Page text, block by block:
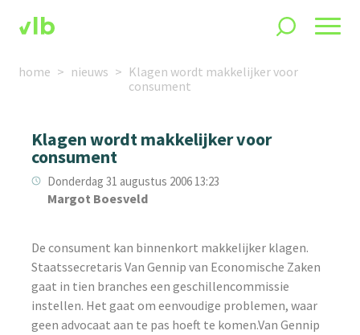
home nieuws
Klagen wordt makkelijker voor
consument
Klagen wordt makkelijker voor
consument
Donderdag 31 augustus 2006 13:23
Margot Boesveld
De consument kan binnenkort makkelijker klagen.
Staatssecretaris Van Gennip van Economische Zaken
gaat in tien branches een geschillencommissie
instellen. Het gaat om eenvoudige problemen, waar
geen advocaat aan te pas hoeft te komen.Van Gennip